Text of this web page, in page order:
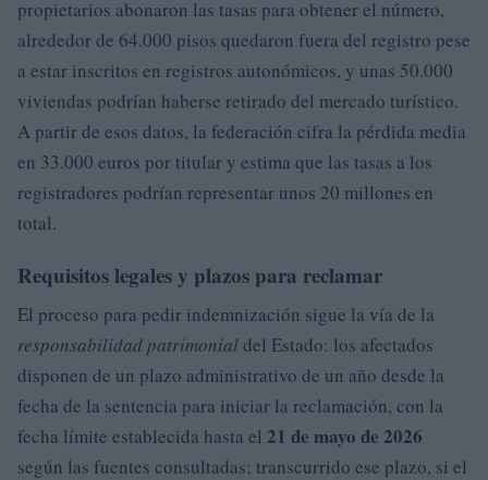
propietarios abonaron las tasas para obtener el número,
alrededor de 64.000 pisos quedaron fuera del registro pese
a estar inscritos en registros autonómicos, y unas 50.000
viviendas podrían haberse retirado del mercado turístico.
A partir de esos datos, la federación cifra la pérdida media
en 33.000 euros por titular y estima que las tasas a los
registradores podrían representar unos 20 millones en
total.
Requisitos legales y plazos para reclamar
El proceso para pedir indemnización sigue la vía de la
responsabilidad patrimonialdel Estado: los afectados
disponen de un plazo administrativo de un año desde la
fecha de la sentencia para iniciar la reclamación, con la
fecha límite establecida hasta el 21 de mayo de 2026
según las fuentes consultadas; transcurrido ese plazo, si el